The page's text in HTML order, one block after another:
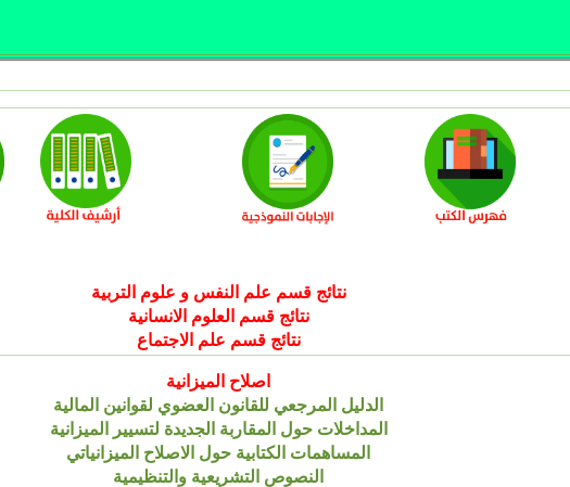
نتائج قسم علم النفس و علوم التربية
نتائج قسم العلوم الانسانية
نتائج قسم علم الاجتماع
اصلاح الميزانية
الدليل المرجعي للقانون العضوي لقوانين المالية
المداخلات حول المقاربة الجديدة لتسيير الميزانية
المساهمات الكتابية حول الاصلاح الميزانياتي
النصوص التشريعية والتنظيمية